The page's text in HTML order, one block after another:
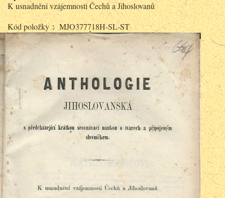
K usnadnění vzájemnosti Čechů a Jihoslovanů
Kód položky： MJO377718H-SL-ST